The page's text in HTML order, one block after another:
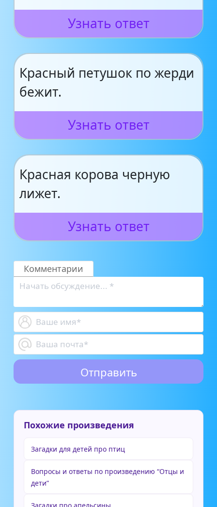
Узнать ответ
Красный петушок по жерди
бежит.
Узнать ответ
Красная корова черную
лижет.
Узнать ответ
Комментарии
Похожие произведения
Загадки для детей про птиц
Вопросы и ответы по произведению “Отцы и
дети”